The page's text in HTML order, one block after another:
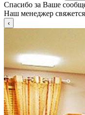
Спасибо за Ваше
Наш менеджер